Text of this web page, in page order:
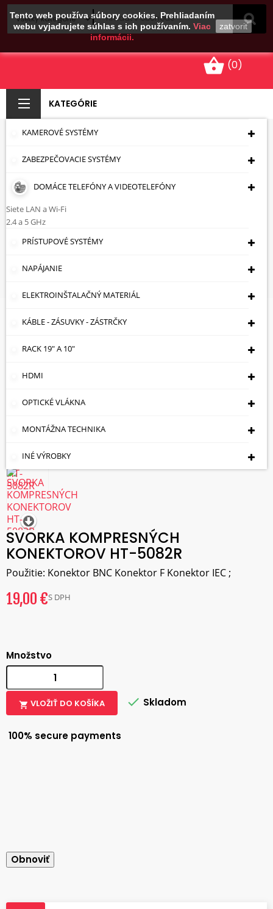
Tento web používa súbory cookies. Prehliadaním
webu vyjadrujete súhlas s ich používaním. Viac
informácii.
zatvoriť
shopping_basket (0)
KATEGÓRIE
KAMEROVÉ SYSTÉMY
ZABEZPEČOVACIE SYSTÉMY
DOMÁCE TELEFÓNY A VIDEOTELEFÓNY
Siete LAN a Wi-Fi
2.4 a 5 GHz
PRÍSTUPOVÉ SYSTÉMY
NAPÁJANIE
ELEKTROINŠTALAČNÝ MATERIÁL
KÁBLE - ZÁSUVKY - ZÁSTRČKY
RACK 19" A 10"
HDMI
OPTICKÉ VLÁKNA
MONTÁŽNA TECHNIKA
INÉ VÝROBKY
SVORKA
KOMPRESNÝCH
KONEKTOROV HT-
Úvodná Stránka
Kompresné Konektory
SVORKA KOMPRESNÝCH
SVORKA KOMPRESNÝCH
KONEKTOROV HT-5082R
Použitie: Konektor BNC Konektor F Konektor IEC ;
19,00 €S DPH
Množstvo
 VLOŽIŤ DO KOŠÍKA  Skladom
100% secure payments